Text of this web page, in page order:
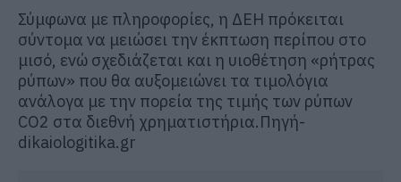
Σύμφωνα με πληροφορίες, η ΔΕΗ πρόκειται
σύντομα να μειώσει την έκπτωση περίπου στο
μισό, ενώ σχεδιάζεται και η υιοθέτηση «ρήτρας
ρύπων» που θα αυξομειώνει τα τιμολόγια
ανάλογα με την πορεία της τιμής των ρύπων
CO2 στα διεθνή χρηματιστήρια.Πηγή-
dikaiologitika.gr